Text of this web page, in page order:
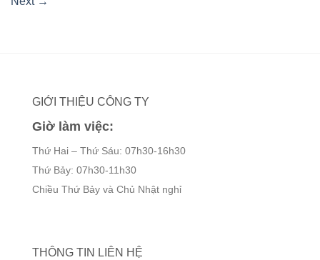
GIỚI THIỆU CÔNG TY
Giờ làm việc:
Thứ Hai – Thứ Sáu: 07h30-16h30
Thứ Bảy: 07h30-11h30
Chiều Thứ Bảy và Chủ Nhật nghỉ
THÔNG TIN LIÊN HỆ